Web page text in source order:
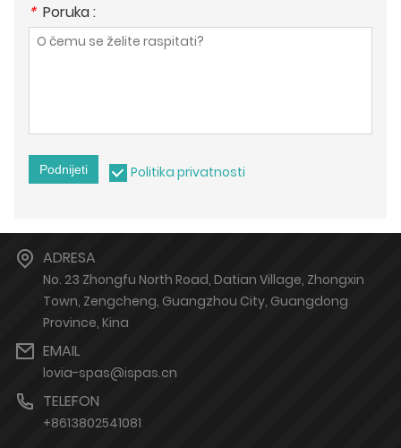
* Poruka :
Podnijeti Politika privatnosti
ADRESA
No. 23 Zhongfu North Road, Datian Village, Zhongxin
Town, Zengcheng, Guangzhou City, Guangdong
Province, Kina
EMAIL
lovia-spas@ispas.cn
TELEFON
+8613802541081